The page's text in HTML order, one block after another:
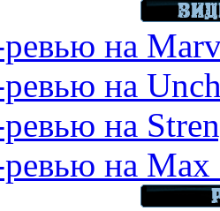
на
на
на
на Max